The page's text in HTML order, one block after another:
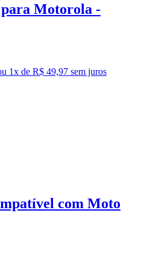
Motorola -
1x de R$ 49,97 sem juros
com Moto